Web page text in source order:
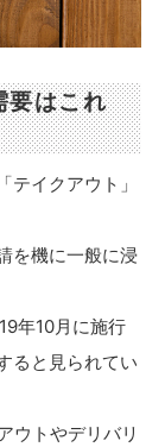
要はこれ
イクアウト」
を機に一般に浸
年10月に施行
ると見られてい
ウトやデリバリ